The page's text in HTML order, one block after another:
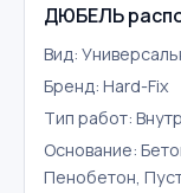
ДЮБЕЛЬ
Вид:
Бренд: Hard-Fix
Тип работ:
Основание:
Пенобетон,